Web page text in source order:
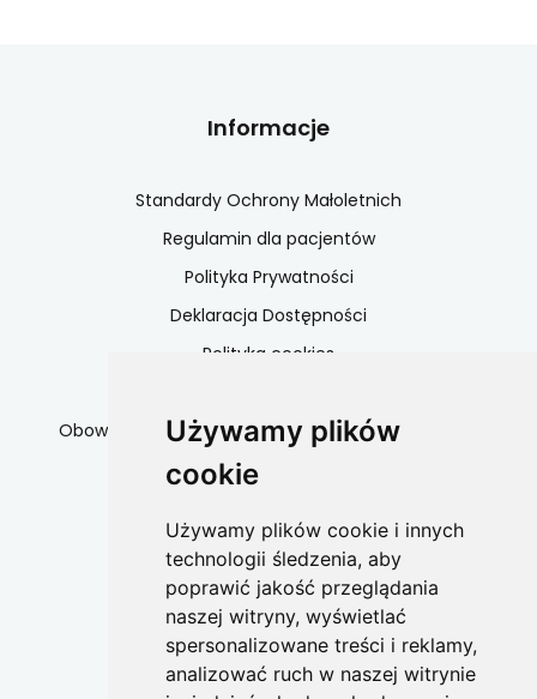
Używamy plików
cookie
Używamy plików cookie i innych
technologii śledzenia, aby
poprawić jakość przeglądania
naszej witryny, wyświetlać
spersonalizowane treści i reklamy,
analizować ruch w naszej witrynie
Informacje
Standardy Ochrony Małoletnich
Regulamin dla pacjentów
Polityka Prywatności
Deklaracja Dostępności
Polityka cookies
Obowiązek informacyjny serwisy społecznościowe
W celu współpracy
zapraszamy do kontaktu
+48 662 808 365